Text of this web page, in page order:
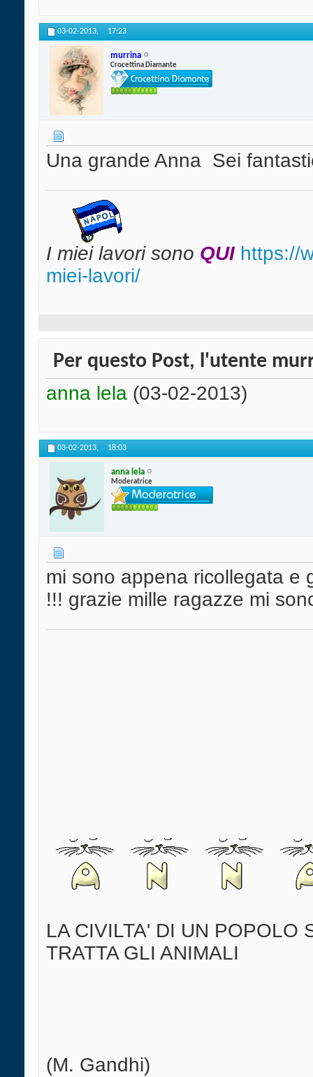
03-02-2013, 17:23
murrina
Crocettina Diamante
Una grande Anna Sei
I miei lavori sono QUI https://
miei-lavori/
Per questo Post, l'utente
anna lela (03-02-2013)
03-02-2013, 18:03
anna lela
Moderatrice
mi sono appena ricollegata e
!!! grazie mille ragazze mi
LA CIVILTA' DI UN POPOLO
TRATTA GLI ANIMALI
(M. Gandhi)